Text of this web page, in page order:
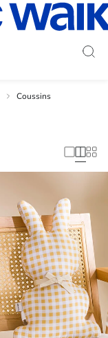
Coussins